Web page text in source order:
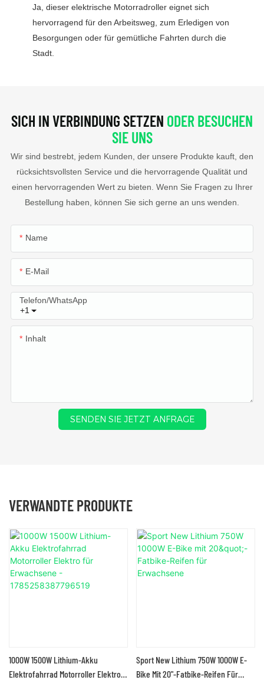
Ja, dieser elektrische Motorradroller eignet sich
hervorragend für den Arbeitsweg, zum Erledigen von
Besorgungen oder für gemütliche Fahrten durch die
Stadt.
SICH IN VERBINDUNG SETZEN ODER BESUCHEN
SIE UNS
Wir sind bestrebt, jedem Kunden, der unsere Produkte kauft, den
rücksichtsvollsten Service und die hervorragende Qualität und
einen hervorragenden Wert zu bieten. Wenn Sie Fragen zu Ihrer
Bestellung haben, können Sie sich gerne an uns wenden.
Name
E-Mail
+1
Telefon/WhatsApp
Inhalt
SENDEN SIE JETZT ANFRAGE
VERWANDTE PRODUKTE
1000W 1500W Lithium-Akku
Elektrofahrrad Motorroller Elektro
Sport New Lithium 750W 1000W E-
Bike Mit 20"-Fatbike-Reifen Für